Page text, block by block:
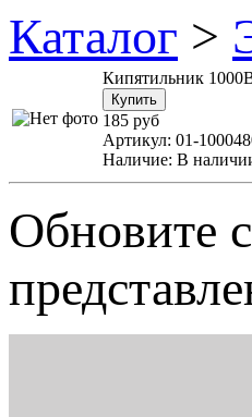
Каталог >
Кипятильник
185 руб
Артикул: 01-
Наличие: В
Обновите